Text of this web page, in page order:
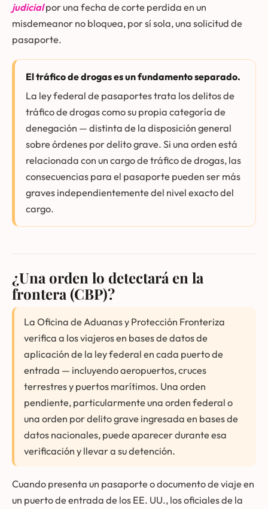
judicialpor una fecha de corte perdida en un
misdemeanor no bloquea, por sí sola, una solicitud de
pasaporte.
El tráfico de drogas es un fundamento separado.
La ley federal de pasaportes trata los delitos de
tráfico de drogas como su propia categoría de
denegación — distinta de la disposición general
sobre órdenes por delito grave. Si una orden está
relacionada con un cargo de tráfico de drogas, las
consecuencias para el pasaporte pueden ser más
graves independientemente del nivel exacto del
cargo.
¿Una orden lo detectará en la
frontera (CBP)?
La Oficina de Aduanas y Protección Fronteriza
verifica a los viajeros en bases de datos de
aplicación de la ley federal en cada puerto de
entrada — incluyendo aeropuertos, cruces
terrestres y puertos marítimos. Una orden
pendiente, particularmente una orden federal o
una orden por delito grave ingresada en bases de
datos nacionales, puede aparecer durante esa
verificación y llevar a su detención.
Cuando presenta un pasaporte o documento de viaje en
un puerto de entrada de los EE. UU., los oficiales de la